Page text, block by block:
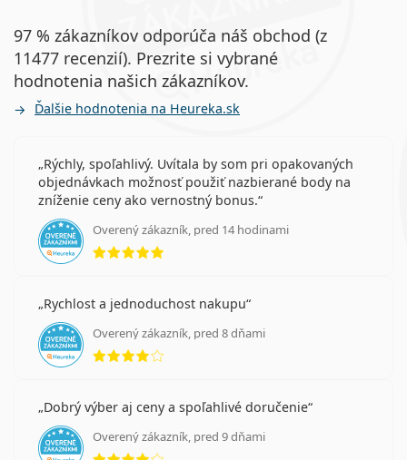
97 % zákazníkov odporúča náš obchod (z
11477 recenzií). Prezrite si vybrané
hodnotenia našich zákazníkov.
Ďalšie hodnotenia na Heureka.sk
Rýchly, spoľahlivý. Uvítala by som pri opakovaných
objednávkach možnosť použiť nazbierané body na
zníženie ceny ako vernostný bonus.
Overený zákazník, pred 14 hodinami
hodnotenie 5 z 5
Rychlost a jednoduchost nakupu
Overený zákazník, pred 8 dňami
hodnotenie 4 z 5
Dobrý výber aj ceny a spoľahlivé doručenie
Overený zákazník, pred 9 dňami
hodnotenie 4 z 5